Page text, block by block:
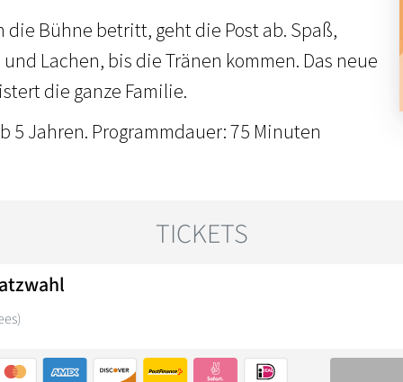
die Bühne betritt, geht die Post ab. Spaß,
Lachen, bis die Tränen kommen. Das neue
die ganze Familie.
5 Jahren. Programmdauer: 75 Minuten